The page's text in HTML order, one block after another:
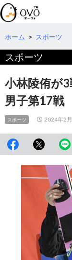
検
索
コ
テ
へ
動
ホーム > スポーツ
スポーツ
小林陵侑が
男子第17戦
スポーツ 2024年2